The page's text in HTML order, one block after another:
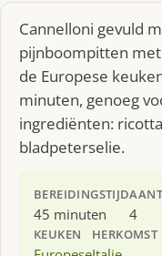
Cannelloni gevuld
pijnboompitten
de Europese
minuten, genoeg
ingrediënten:
bladpeterselie.
BEREIDINGSTIJD
45 minuten 4
KEUKEN HERKOMST